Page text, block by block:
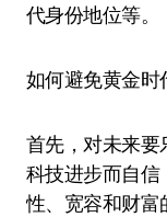
代身份地位等。
如何避免黄金时
首先，对未来要
科技进步而自信
性、宽容和财富